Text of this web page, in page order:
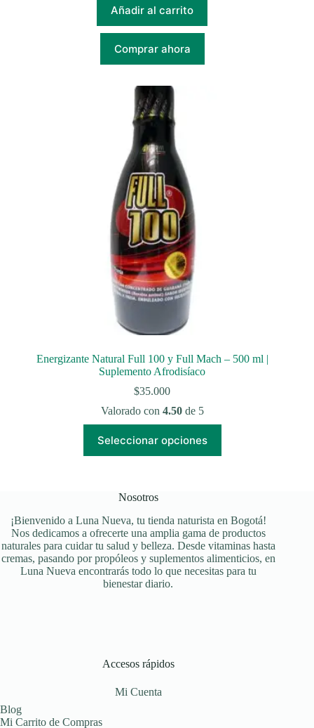
Añadir al carrito
Comprar ahora
Energizante Natural Full 100 y Full Mach – 500 ml |
Suplemento Afrodisíaco
$35.000
Valorado con 4.50de 5
Seleccionar opciones
producto
tiene
Las
se
pueden
elegir
en
la
página
Nosotros
¡Bienvenido a Luna Nueva, tu tienda naturista en Bogotá!
Nos dedicamos a ofrecerte una amplia gama de productos
naturales para cuidar tu salud y belleza. Desde vitaminas hasta
cremas, pasando por propóleos y suplementos alimenticios, en
Luna Nueva encontrarás todo lo que necesitas para tu
bienestar diario.
Accesos rápidos
Mi Cuenta
Blog
Mi Carrito de Compras